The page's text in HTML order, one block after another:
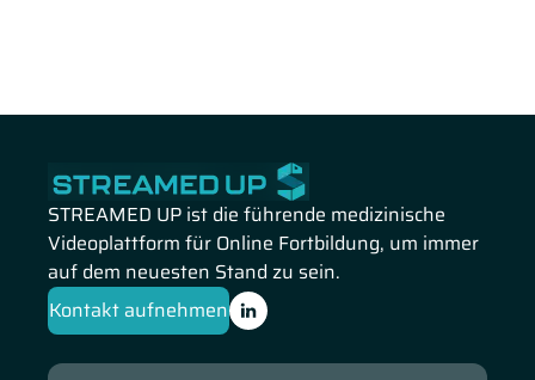
STREAMED UP ist die führende medizinische
Videoplattform für Online Fortbildung, um immer
auf dem neuesten Stand zu sein.
Kontakt aufnehmen